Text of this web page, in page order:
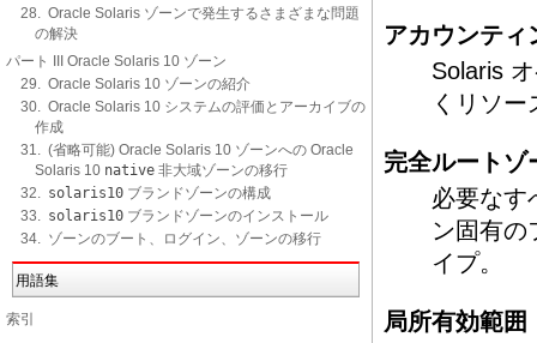
28. Oracle Solaris ゾーンで発生するさまざまな問題
の解決
パート III Oracle Solaris 10 ゾーン
29. Oracle Solaris 10 ゾーンの紹介
30. Oracle Solaris 10 システムの評価とアーカイブの
作成
31. (省略可能) Oracle Solaris 10 ゾーンへの Oracle
Solaris 10 native 非大域ゾーンの移行
32. solaris10 ブランドゾーンの構成
33. solaris10 ブランドゾーンのインストール
34. ゾーンのブート、ログイン、ゾーンの移行
用語集
索引
アカウンティ
Solaris
くリソ
完全ルートゾ
必要なす
ン固有の
イプ。
局所有効範囲